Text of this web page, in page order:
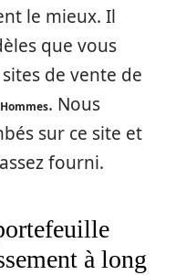
le mieux. Il
que vous
de vente de
. Nous
sur ce site et
fourni.
à long